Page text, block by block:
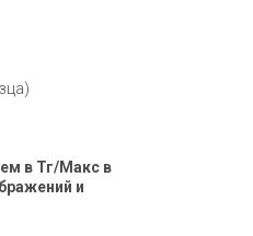
в Тг/Макс в
и